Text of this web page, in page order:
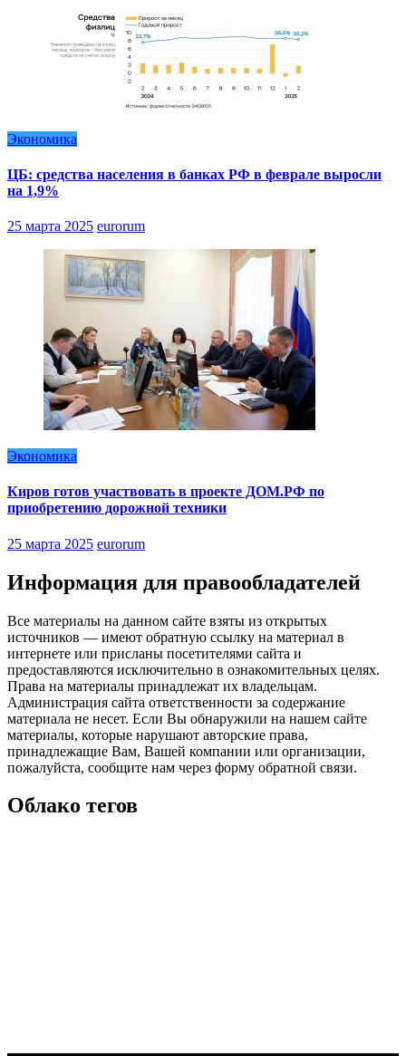
Экономика
ЦБ: средства населения в банках РФ в феврале выросли
на 1,9%
25 марта 2025 eurorum
Экономика
Киров готов участвовать в проекте ДОМ.РФ по
приобретению дорожной техники
25 марта 2025 eurorum
Информация для правообладателей
Все материалы на данном сайте взяты из открытых
источников — имеют обратную ссылку на материал в
интернете или присланы посетителями сайта и
предоставляются исключительно в ознакомительных целях.
Права на материалы принадлежат их владельцам.
Администрация сайта ответственности за содержание
материала не несет. Если Вы обнаружили на нашем сайте
материалы, которые нарушают авторские права,
принадлежащие Вам, Вашей компании или организации,
пожалуйста, сообщите нам через форму обратной связи.
Облако тегов